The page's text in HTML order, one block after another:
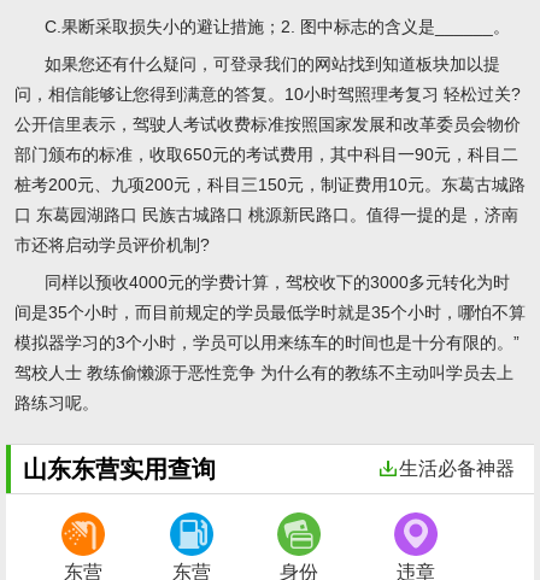
C.果断采取损失小的避让措施；2. 图中标志的含义是______。
如果您还有什么疑问，可登录我们的网站找到知道板块加以提
问，相信能够让您得到满意的答复。10小时驾照理考复习 轻松过关?
公开信里表示，驾驶人考试收费标准按照国家发展和改革委员会物价
部门颁布的标准，收取650元的考试费用，其中科目一90元，科目二
桩考200元、九项200元，科目三150元，制证费用10元。东葛古城路
口 东葛园湖路口 民族古城路口 桃源新民路口。值得一提的是，济南
市还将启动学员评价机制?
同样以预收4000元的学费计算，驾校收下的3000多元转化为时
间是35个小时，而目前规定的学员最低学时就是35个小时，哪怕不算
模拟器学习的3个小时，学员可以用来练车的时间也是十分有限的。”
驾校人士 教练偷懒源于恶性竞争 为什么有的教练不主动叫学员去上
路练习呢。
山东东营实用查询 生活必备神器
东营 东营 身份 违章